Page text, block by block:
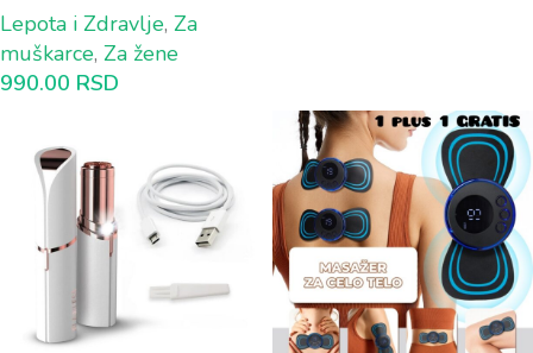
GRATIS
Lepota i Zdravlje, Za
muškarce, Za žene
990.00 RSD